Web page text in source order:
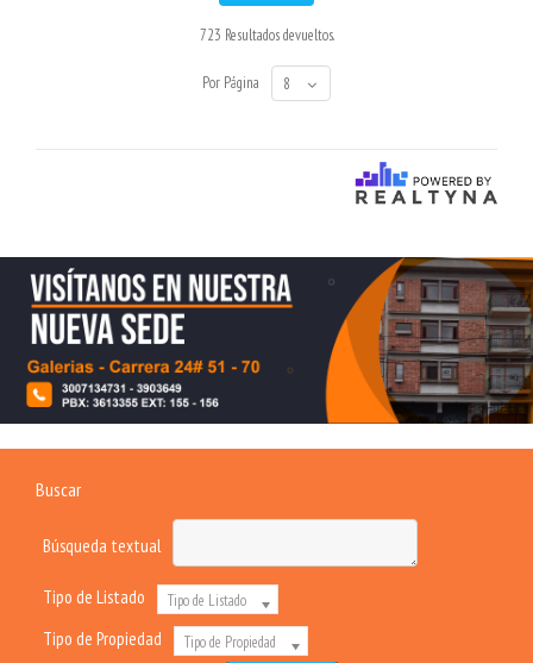
723 Resultados devueltos.
Por Página 8
Buscar
Búsqueda textual
Tipo de Listado Tipo de Listado
Tipo de Propiedad Tipo de Propiedad